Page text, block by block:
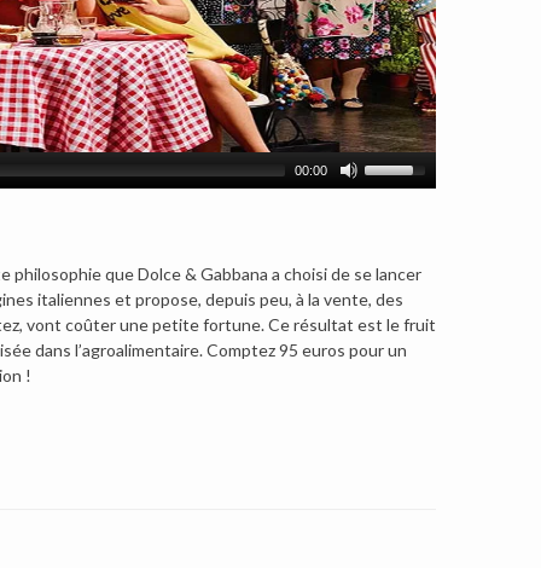
00:00
philosophie que Dolce & Gabbana a choisi de se lancer
italiennes et propose, depuis peu, à la vente, des
vont coûter une petite fortune. Ce résultat est le fruit
dans l’agroalimentaire. Comptez 95 euros pour un
!